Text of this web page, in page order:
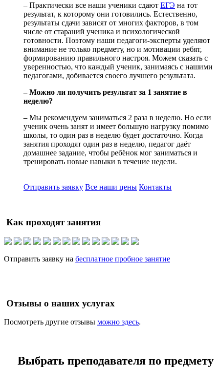
– Практически все наши ученики сдают ЕГЭ на тот
результат, к которому они готовились. Естественно,
результаты сдачи зависят от многих факторов, в том
числе от стараний ученика и психологической
готовности. Поэтому наши педагоги-эксперты уделяют
внимание не только предмету, но и мотивации ребят,
формированию правильного настроя. Можем сказать с
уверенностью, что каждый ученик, занимаясь с нашими
педагогами, добивается своего лучшего результата.
– Можно ли получить результат за 1 занятие в
неделю?
– Мы рекомендуем заниматься 2 раза в неделю. Но если
ученик очень занят и имеет большую нагрузку помимо
школы, то один раз в неделю будет достаточно. Когда
занятия проходят один раз в неделю, педагог даёт
домашнее задание, чтобы ребёнок мог заниматься и
тренировать новые навыки в течение недели.
Отправить заявку Все наши цены Контакты
Как проходят занятия
Отправить заявку на бесплатное пробное занятие
Отзывы о наших услугах
Посмотреть другие отзывы можно здесь.
Выбрать преподавателя по предмету